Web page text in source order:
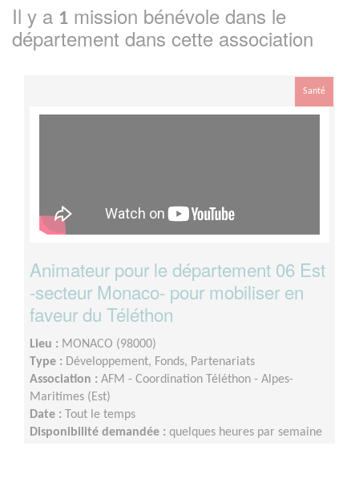
Il y a 1 mission bénévole dans le
département dans cette association
Santé
Animateur pour le département 06 Est
-secteur Monaco- pour mobiliser en
faveur du Téléthon
Lieu : MONACO (98000)
Type : Développement, Fonds, Partenariats
Association : AFM - Coordination Téléthon - Alpes-
Maritimes (Est)
Date :
Tout le temps
Disponibilité demandée : quelques heures par semaine